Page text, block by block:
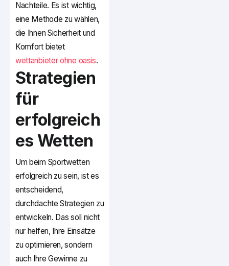
Nachteile. Es ist wichtig,
eine Methode zu wählen,
die Ihnen Sicherheit und
Komfort bietet
wettanbieter ohne oasis.
Strategien
für
erfolgreich
es Wetten
Um beim Sportwetten
erfolgreich zu sein, ist es
entscheidend,
durchdachte Strategien zu
entwickeln. Das soll nicht
nur helfen, Ihre Einsätze
zu optimieren, sondern
auch Ihre Gewinne zu